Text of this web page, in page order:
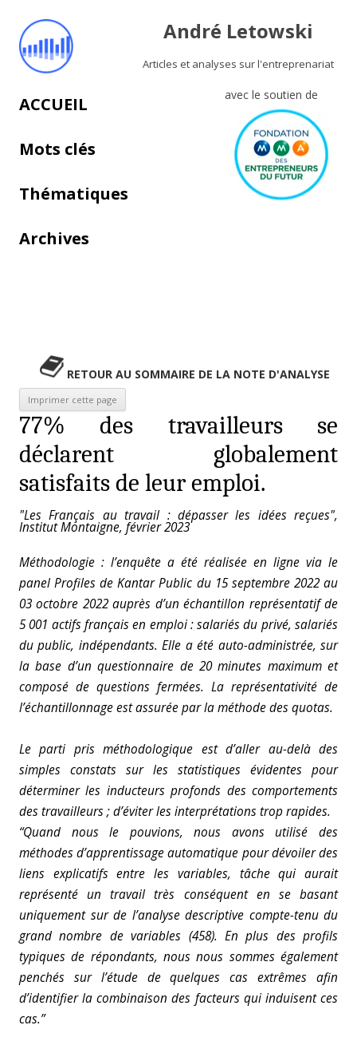
André Letowski
Articles et analyses sur l'entreprenariat
avec le soutien de
Aller au contenu principal
ACCUEIL
Mots clés
Thématiques
Archives
RETOUR AU SOMMAIRE DE LA NOTE D'ANALYSE
77% des travailleurs se
déclarent globalement
satisfaits de leur emploi.
"Les Français au travail : dépasser les idées reçues",
Institut Montaigne, février 2023
Méthodologie : l’enquête a été réalisée en ligne via le
panel Profiles de Kantar Public du 15 septembre 2022 au
03 octobre 2022 auprès d’un échantillon représentatif de
5 001 actifs français en emploi : salariés du privé, salariés
du public, indépendants. Elle a été auto-administrée, sur
la base d’un questionnaire de 20 minutes maximum et
composé de questions fermées. La représentativité de
l’échantillonnage est assurée par la méthode des quotas.
Le parti pris méthodologique est d’aller au-delà des
simples constats sur les statistiques évidentes pour
déterminer les inducteurs profonds des comportements
des travailleurs ; d’éviter les interprétations trop rapides.
“Quand nous le pouvions, nous avons utilisé des
méthodes d’apprentissage automatique pourdévoiler des
liens explicatifs entre les variables, tâche qui aurait
représenté un travail très conséquent en se basant
uniquement sur de l’analyse descriptive compte-tenu du
grand nombre de variables (458). En plus des profils
typiques de répondants, nous nous sommes également
penchés sur l’étude de quelques cas extrêmes afin
d’identifier la combinaison des facteurs qui induisent ces
cas.”